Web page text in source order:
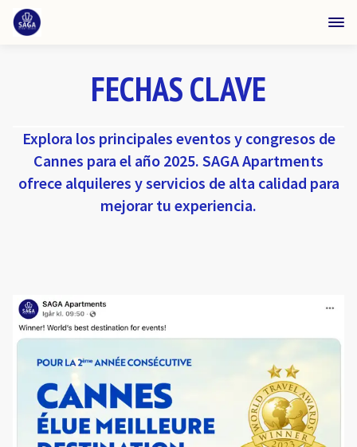
FECHAS CLAVE
Explora los principales eventos y congresos de
Cannes para el año 2025. SAGA Apartments
ofrece alquileres y servicios de alta calidad para
mejorar tu experiencia.